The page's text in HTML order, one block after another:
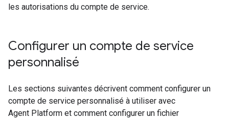
les autorisations du compte de service.
Configurer un compte de service
personnalisé
Les sections suivantes décrivent comment configurer un
compte de service personnalisé à utiliser avec
Agent Platform et comment configurer un fichier